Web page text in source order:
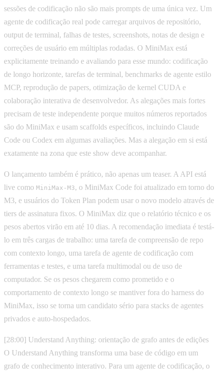
sessões de codificação não são mais prompts de uma única vez. Um
agente de codificação real pode carregar arquivos de repositório,
output de terminal, falhas de testes, screenshots, notas de design e
correções de usuário em múltiplas rodadas. O MiniMax está
explicitamente treinando e avaliando para esse mundo: codificação
de longo horizonte, tarefas de terminal, benchmarks de agente estilo
MCP, reprodução de papers, otimização de kernel CUDA e
colaboração interativa de desenvolvedor. As alegações mais fortes
precisam de teste independente porque muitos números reportados
são do MiniMax e usam scaffolds específicos, incluindo Claude
Code ou Codex em algumas avaliações. Mas a alegação em si está
exatamente na zona que este show deve acompanhar.
O lançamento também é prático, não apenas um teaser. A API está
live como MiniMax-M3, o MiniMax Code foi atualizado em torno do
M3, e usuários do Token Plan podem usar o novo modelo através de
tiers de assinatura fixos. O MiniMax diz que o relatório técnico e os
pesos abertos virão em até 10 dias. A recomendação imediata é testá-
lo em três cargas de trabalho: uma tarefa de compreensão de repo
com contexto longo, uma tarefa de agente de codificação com
ferramentas e testes, e uma tarefa multimodal ou de uso de
computador. Se os pesos chegarem como prometido e o
comportamento de contexto longo se mantiver fora do harness do
MiniMax, isso se torna um candidato sério para stacks de agentes
privados e auto-hospedados.
[28:00] Understand Anything: orientação de grafo antes de edições
O Understand Anything transforma uma base de código em um
grafo de conhecimento interativo. Para um agente de codificação, o